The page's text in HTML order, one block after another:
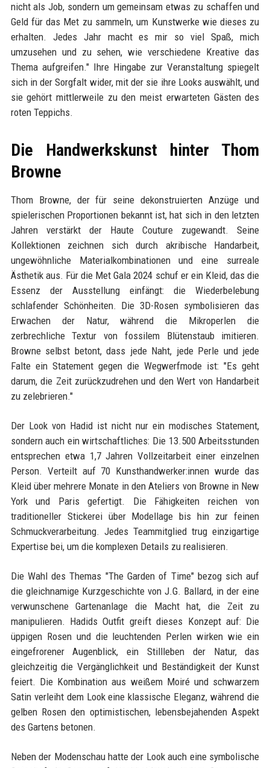
nicht als Job, sondern um gemeinsam etwas zu schaffen und
Geld für das Met zu sammeln, um Kunstwerke wie dieses zu
erhalten. Jedes Jahr macht es mir so viel Spaß, mich
umzusehen und zu sehen, wie verschiedene Kreative das
Thema aufgreifen." Ihre Hingabe zur Veranstaltung spiegelt
sich in der Sorgfalt wider, mit der sie ihre Looks auswählt, und
sie gehört mittlerweile zu den meist erwarteten Gästen des
roten Teppichs.
Die Handwerkskunst hinter Thom
Browne
Thom Browne, der für seine dekonstruierten Anzüge und
spielerischen Proportionen bekannt ist, hat sich in den letzten
Jahren verstärkt der Haute Couture zugewandt. Seine
Kollektionen zeichnen sich durch akribische Handarbeit,
ungewöhnliche Materialkombinationen und eine surreale
Ästhetik aus. Für die Met Gala 2024 schuf er ein Kleid, das die
Essenz der Ausstellung einfängt: die Wiederbelebung
schlafender Schönheiten. Die 3D-Rosen symbolisieren das
Erwachen der Natur, während die Mikroperlen die
zerbrechliche Textur von fossilem Blütenstaub imitieren.
Browne selbst betont, dass jede Naht, jede Perle und jede
Falte ein Statement gegen die Wegwerfmode ist: "Es geht
darum, die Zeit zurückzudrehen und den Wert von Handarbeit
zu zelebrieren."
Der Look von Hadid ist nicht nur ein modisches Statement,
sondern auch ein wirtschaftliches: Die 13.500 Arbeitsstunden
entsprechen etwa 1,7 Jahren Vollzeitarbeit einer einzelnen
Person. Verteilt auf 70 Kunsthandwerker:innen wurde das
Kleid über mehrere Monate in den Ateliers von Browne in New
York und Paris gefertigt. Die Fähigkeiten reichen von
traditioneller Stickerei über Modellage bis hin zur feinen
Schmuckverarbeitung. Jedes Teammitglied trug einzigartige
Expertise bei, um die komplexen Details zu realisieren.
Die Wahl des Themas "The Garden of Time" bezog sich auf
die gleichnamige Kurzgeschichte von J.G. Ballard, in der eine
verwunschene Gartenanlage die Macht hat, die Zeit zu
manipulieren. Hadids Outfit greift dieses Konzept auf: Die
üppigen Rosen und die leuchtenden Perlen wirken wie ein
eingefrorener Augenblick, ein Stillleben der Natur, das
gleichzeitig die Vergänglichkeit und Beständigkeit der Kunst
feiert. Die Kombination aus weißem Moiré und schwarzem
Satin verleiht dem Look eine klassische Eleganz, während die
gelben Rosen den optimistischen, lebensbejahenden Aspekt
des Gartens betonen.
Neben der Modenschau hatte der Look auch eine symbolische